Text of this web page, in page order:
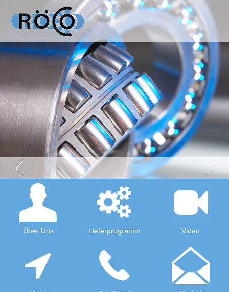
Über Uns Lieferprogramm Video